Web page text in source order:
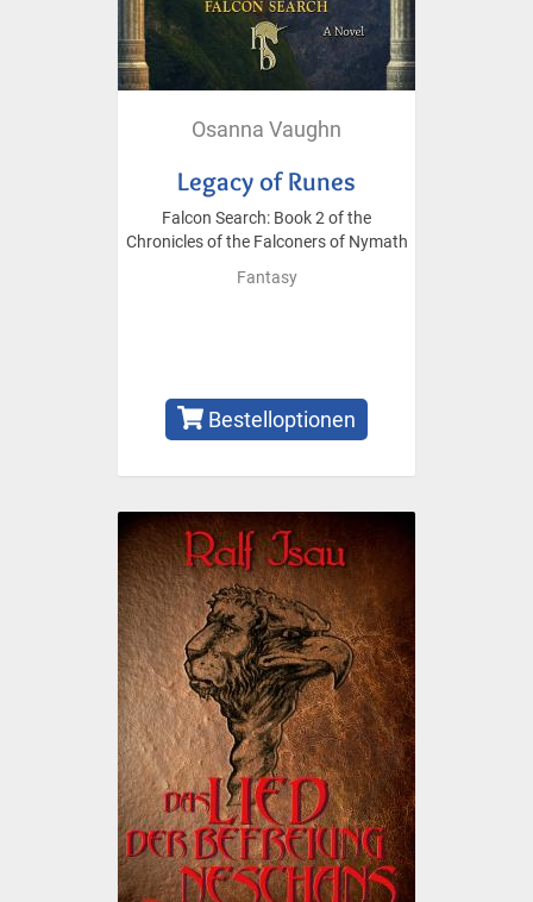
Osanna Vaughn
Legacy of Runes
Falcon Search: Book 2 of the
Chronicles of the Falconers of Nymath
Fantasy
Bestelloptionen